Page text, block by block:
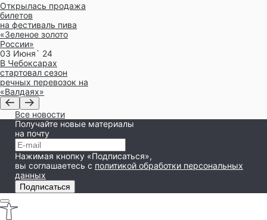
Открылась продажа
билетов
на фестиваль пива
«Зеленое золото
России»
03 Июня` 24
В Чебоксарах
стартовал сезон
речных перевозок на
«Валдаях»
Все новости
Получайте новые материалы
на почту
Нажимая кнопку «Подписаться»,
вы соглашаетесь с политикой обработки персональных
данных
Подписаться